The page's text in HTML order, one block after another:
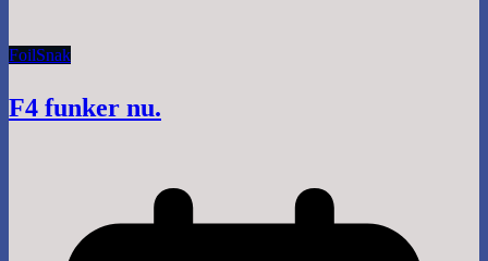
FoilSnak
F4 funker nu.